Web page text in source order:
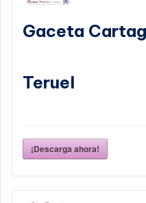
Gaceta
Teruel
¡Descarga ahora!